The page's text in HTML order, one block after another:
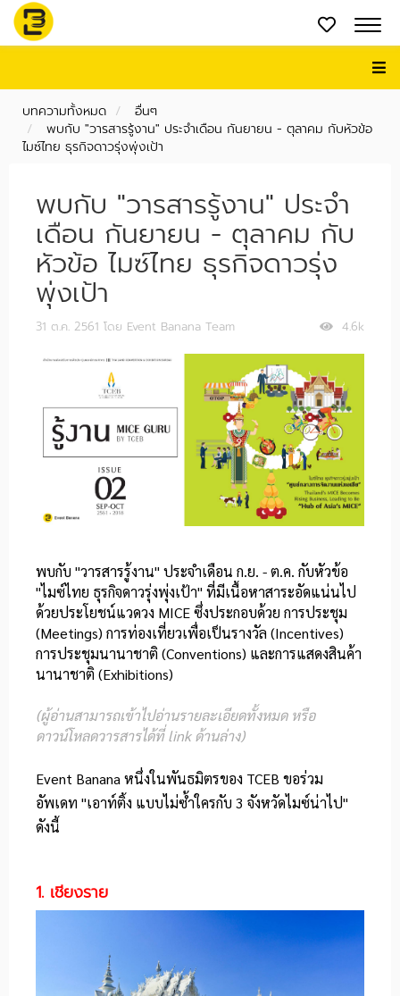
บทความทั้งหมด
อื่นๆ
พบกับ "วารสารรู้งาน" ประจำเดือน กันยายน - ตุลาคม กับหัวข้อ
ไมซ์ไทย ธุรกิจดาวรุ่งพุ่งเป้า
พบกับ "วารสารรู้งาน" ประจำ
เดือน กันยายน - ตุลาคม กับ
หัวข้อ ไมซ์ไทย ธุรกิจดาวรุ่ง
พุ่งเป้า
4.6k
31 ต.ค. 2561 โดย Event Banana Team
พบกับ "วารสารรู้งาน" ประจำเดือน ก.ย. - ต.ค. กับหัวข้อ
"ไมซ์ไทย ธุรกิจดาวรุ่งพุ่งเป้า" ที่มีเนื้อหาสาระอัดแน่นไป
ด้วยประโยชน์แวดวง MICE ซึ่งประกอบด้วย การประชุม
(Meetings) การท่องเที่ยวเพื่อเป็นรางวัล (Incentives)
การประชุมนานาชาติ (Conventions) และการแสดงสินค้า
นานาชาติ (Exhibitions)
(ผู้อ่านสามารถเข้าไปอ่านรายละเอียดทั้งหมด หรือ
ดาวน์โหลดวารสารได้ที่ link ด้านล่าง)
Event Banana หนึ่งในพันธมิตรของ TCEB ขอร่วม
อัพเดท "เอาท์ติ้ง แบบไม่ซ้ำใครกับ 3 จังหวัดไมซ์น่าไป"
ดังนี้
1. เชียงราย